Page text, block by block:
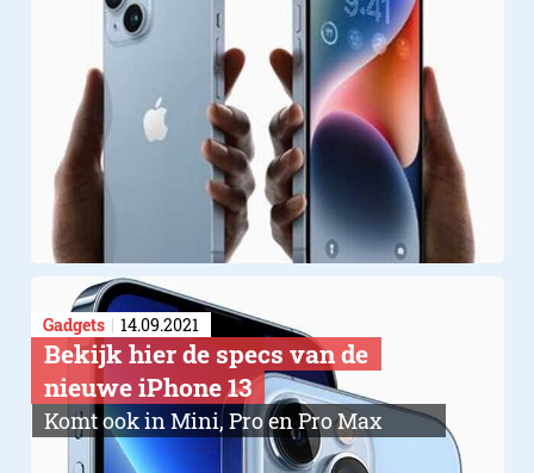
Gadgets 14.09.2021
Bekijk hier de specs van de
nieuwe iPhone 13
Komt ook in Mini, Pro en Pro Max